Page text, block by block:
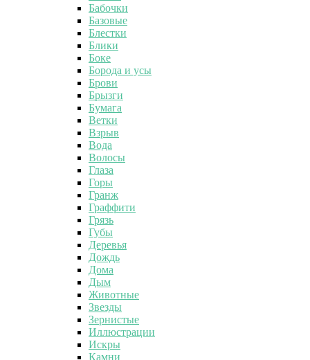
Бабочки
Базовые
Блестки
Блики
Боке
Борода и усы
Брови
Брызги
Бумага
Ветки
Взрыв
Вода
Волосы
Глаза
Горы
Гранж
Граффити
Грязь
Губы
Деревья
Дождь
Дома
Дым
Животные
Звезды
Зернистые
Иллюстрации
Искры
Камни